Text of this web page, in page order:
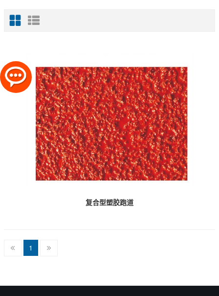
复合型塑胶跑道
1